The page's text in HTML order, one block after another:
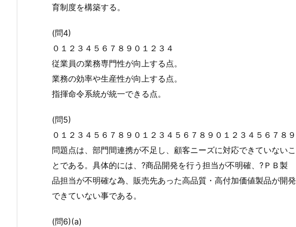
育制度を構築する。
(問4)
０１２３４５６７８９０１２３４
従業員の業務専門性が向上する点。
業務の効率や生産性が向上する点。
指揮命令系統が統一できる点。
(問5)
０１２３４５６７８９０１２３４５６７８９０１２３４５６７８９
問題点は、部門間連携が不足し、顧客ニーズに対応できていないこ
とである。具体的には、?商品開発を行う担当が不明確、?ＰＢ製
品担当が不明確な為、販売先あった高品質・高付加価値製品が開発
できていない事である。
(問6)(a)